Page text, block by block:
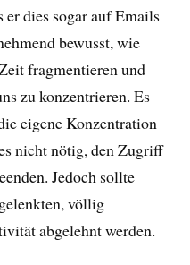
er dies sogar auf Emails
bewusst, wie
fragmentieren und
zu konzentrieren. Es
eigene Konzentration
nicht nötig, den Zugriff
Jedoch sollte
völlig
abgelehnt werden.